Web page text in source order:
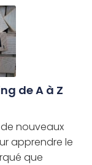
de A à Z
nouveaux
apprendre le
que